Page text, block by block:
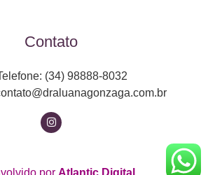
Contato
(34) 98888-8032
por Atlantic Digital